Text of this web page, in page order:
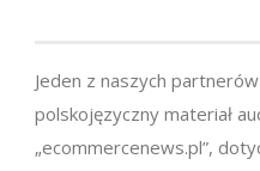
Jeden z naszych
polskojęzyczny materiał
„ecommercenews.pl”,